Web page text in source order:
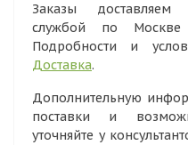
Заказы доставляем
службой по Москве
Подробности и
Доставка.
Дополнительную
поставки и
уточняйте у